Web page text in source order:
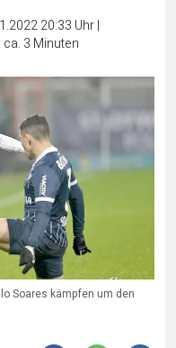
20:33 Uhr|
3 Minuten
Soares kämpfen um den